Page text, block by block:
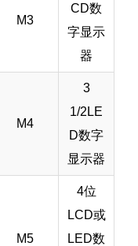
M3
CD数
字显示
器
M4
3
1/2LE
D数字
显示器
M5
4位
LCD或
LED数